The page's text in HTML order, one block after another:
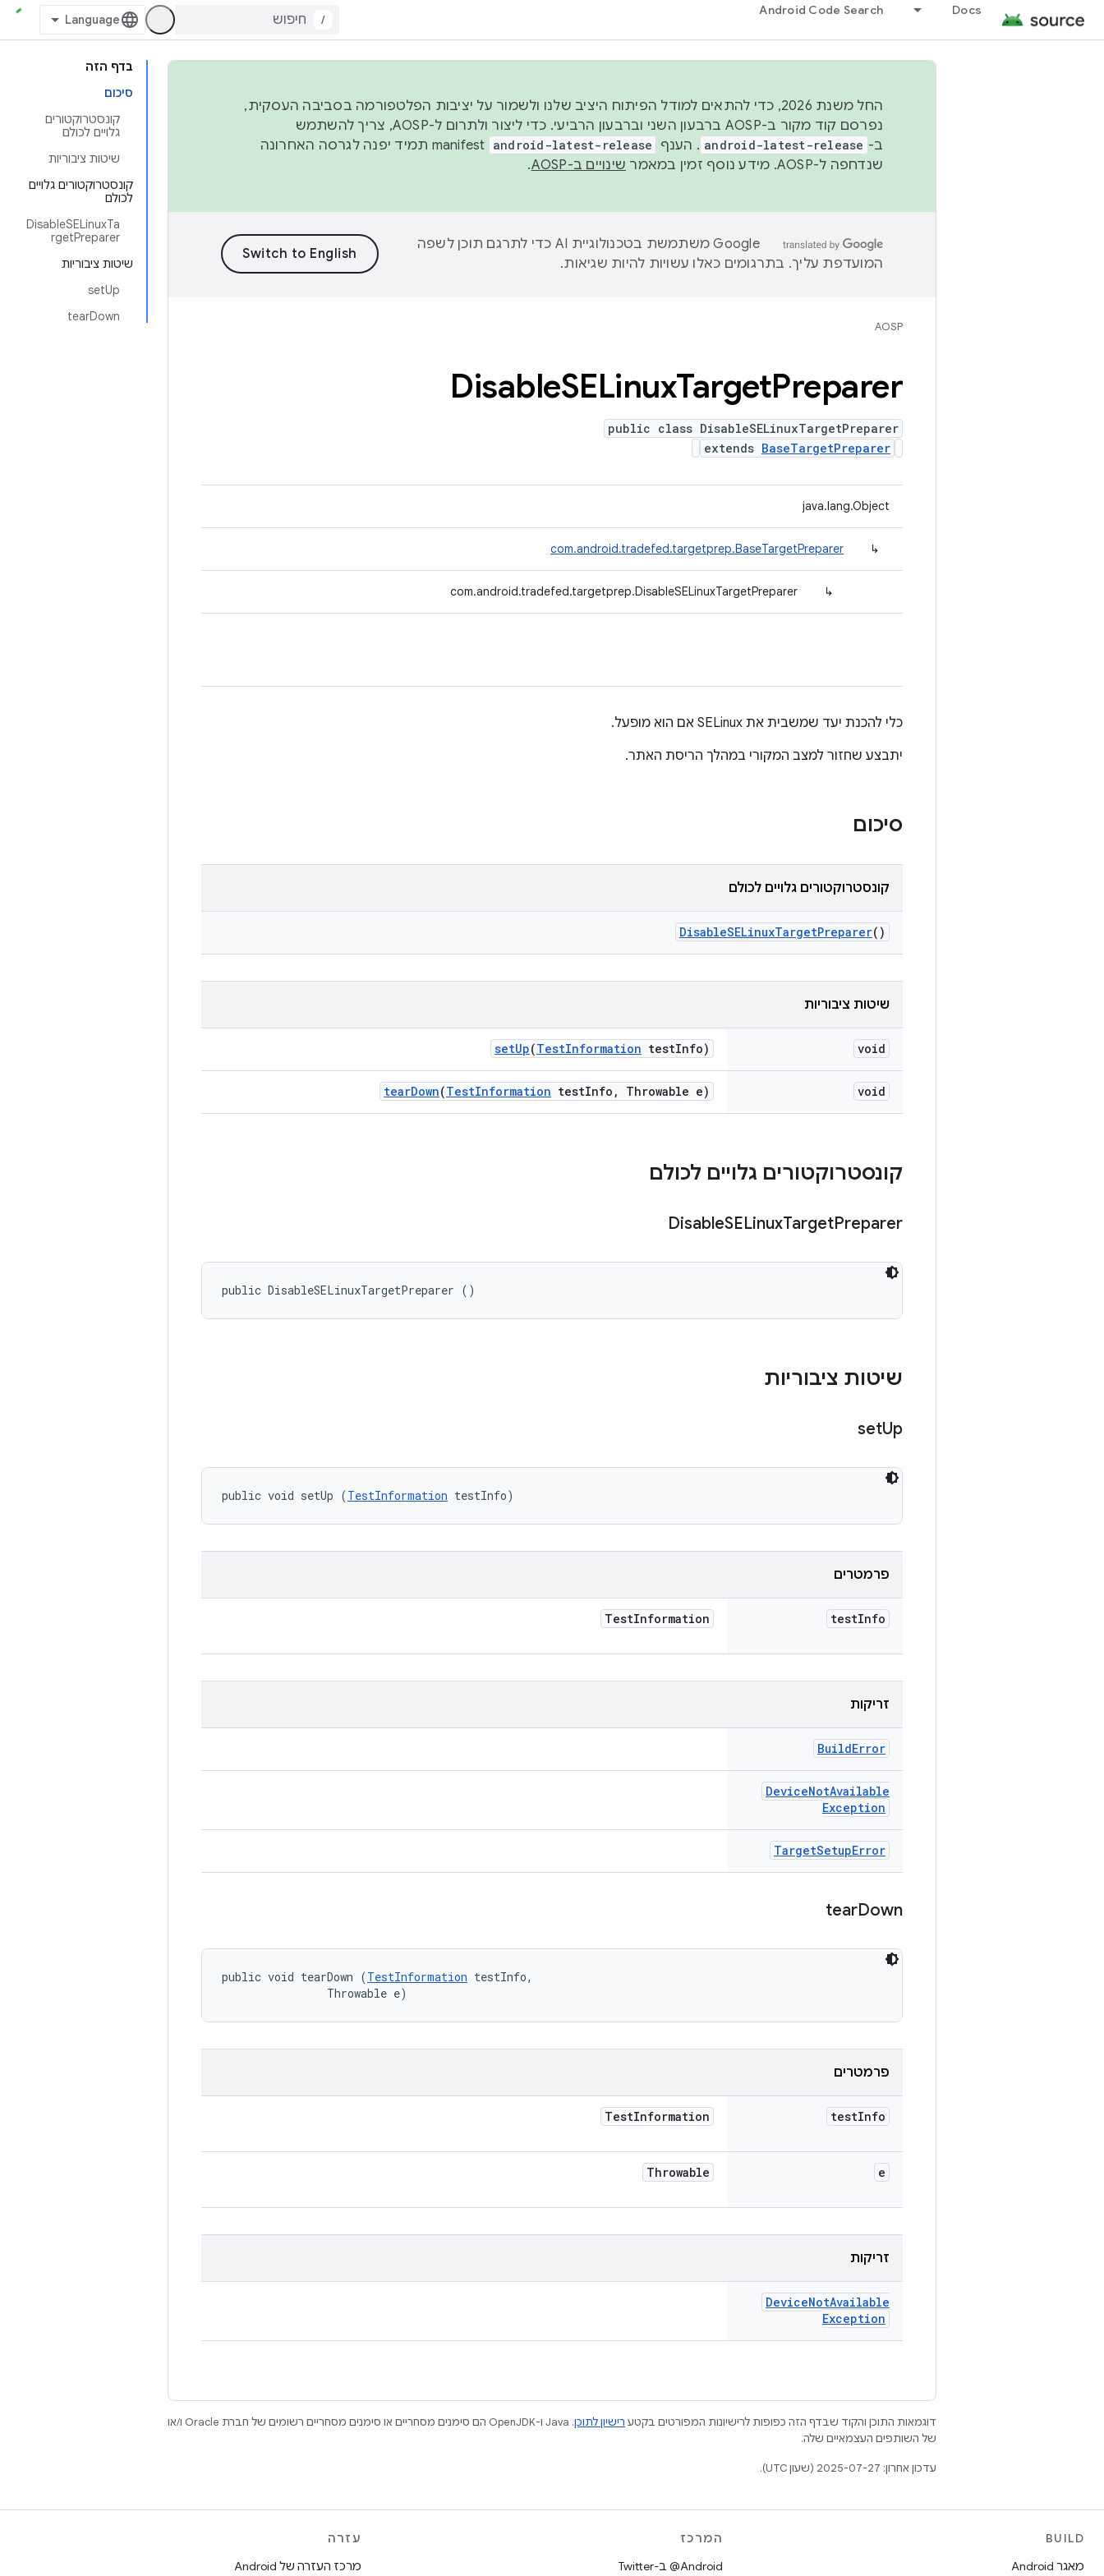
Docs
Android Code Search
/
בדף הזה
סיכום
קונסטרוקטורים
גלויים לכולם
שיטות ציבוריות
קונסטרוקטורים גלויים
לכולם
DisableSELinuxTa
rgetPreparer
שיטות ציבוריות
setUp
tearDown
החל משנת 2026, כדי להתאים למודל הפיתוח היציב שלנו ולשמור על יציבות הפלטפורמה בסביבה העסקית,
נפרסם קוד מקור ב-AOSP ברבעון השני וברבעון הרביעי. כדי ליצור ולתרום ל-AOSP, צריך להשתמש
ב- android-latest-release . הענף android-latest-release
manifest תמיד יפנה לגרסה האחרונה
שנדחפה ל-AOSP. מידע נוסף זמין במאמר
שינויים ב-AOSP .
‫Google משתמשת בטכנולוגיית AI כדי לתרגם תוכן לשפה
המועדפת עליך. בתרגומים כאלו עשויות להיות שגיאות.
AOSP
DisableSELinuxTargetPreparer
public class DisableSELinuxTargetPreparer
extends BaseTargetPreparer
java.lang.Object
↳
com.android.tradefed.targetprep.BaseTargetPreparer
↳
com.android.tradefed.targetprep.DisableSELinuxTargetPreparer
כלי להכנת יעד שמשבית את SELinux אם הוא מופעל.
יתבצע שחזור למצב המקורי במהלך הריסת האתר.
סיכום
קונסטרוקטורים גלויים לכולם
DisableSELinuxTargetPreparer()
שיטות ציבוריות
void
setUp(TestInformation testInfo)
void
tearDown(TestInformation testInfo , Throwable e)
קונסטרוקטורים גלויים לכולם
DisableSELinuxTargetPreparer
public DisableSELinuxTargetPreparer ()
שיטות ציבוריות
setUp
public void setUp (TestInformation testInfo)
פרמטרים
testInfo
TestInformation
זריקות
BuildError
DeviceNotAvailable
Exception
TargetSetupError
tearDown
public void tearDown (TestInformation testInfo,
                Throwable e)
פרמטרים
testInfo
TestInformation
e
Throwable
זריקות
DeviceNotAvailable
Exception
דוגמאות התוכן והקוד שבדף הזה כפופות לרישיונות המפורטים בקטע רישיון לתוכן
.‏ Java ו-OpenJDK הם סימנים מסחריים או סימנים מסחריים רשומים של חברת Oracle ו/או
של השותפים העצמאיים שלה.
עדכון אחרון: 2025-07-27 (שעון UTC).
BUILD
מאגר Android
המרכז
‎@Android ב-Twitter
עזרה
מרכז העזרה של Android